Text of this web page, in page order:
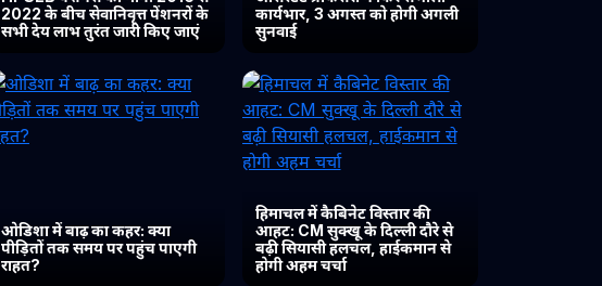
2022 के बीच सेवानिवृत्त पेंशनरों के
सभी देय लाभ तुरंत जारी किए जाएं
कार्यभार, 3 अगस्त को होगी अगली
सुनवाई
ओडिशा में बाढ़ का कहर: क्या
पीड़ितों तक समय पर पहुंच पाएगी
राहत?
हिमाचल में कैबिनेट विस्तार की
आहट: CM सुक्खू के दिल्ली दौरे से
बढ़ी सियासी हलचल, हाईकमान से
होगी अहम चर्चा